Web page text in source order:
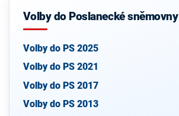
Volby do Poslanecké sněmovny
Volby do PS 2025
Volby do PS 2021
Volby do PS 2017
Volby do PS 2013